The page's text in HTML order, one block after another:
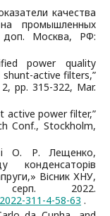
качества
промышленных
доп. Москва, РФ:
power quality
active filters,”
pp. 315-322, Mar.
active power filter,”
Conf., Stockholm,
О. Р. Лещенко,
конденсаторів
Вісник ХНУ,
2022.
311-4-58-63 .